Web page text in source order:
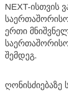
NEXT-ისთვის
ერთი
შემდეგ.
ღონისძიებაზე